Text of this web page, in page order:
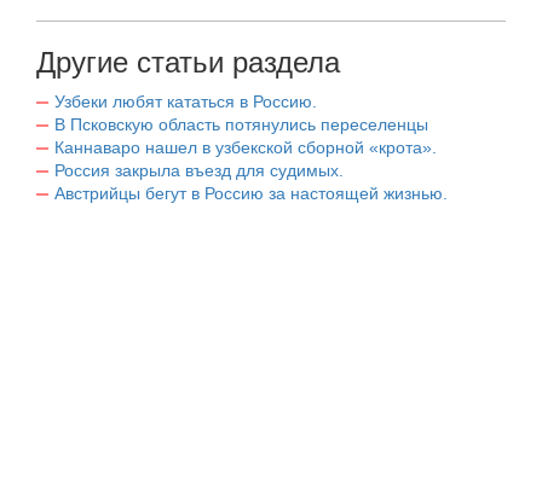
Другие статьи раздела
Узбеки любят кататься в Россию.
В Псковскую область потянулись переселенцы
Каннаваро нашел в узбекской сборной «крота».
Россия закрыла въезд для судимых.
Австрийцы бегут в Россию за настоящей жизнью.